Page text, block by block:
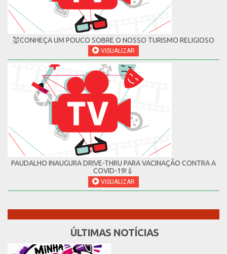
💒CONHEÇA UM POUCO SOBRE O NOSSO TURISMO RELIGIOSO
VISUALIZAR
PAUDALHO INAUGURA DRIVE-THRU PARA VACINAÇÃO CONTRA A
COVID-19!💉
VISUALIZAR
ÚLTIMAS NOTÍCIAS